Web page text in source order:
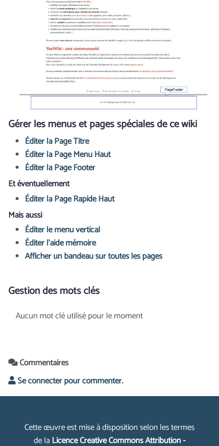
Gérer les menus et pages spéciales de ce wiki
Éditer la Page Titre
Éditer la Page Menu Haut
Éditer la Page Footer
Et éventuellement
Éditer la Page Rapide Haut
Mais aussi
Éditer le menu vertical
Éditer l'aide mémoire
Afficher un bandeau sur toutes les pages
Gestion des mots clés
Aucun mot clé utilisé pour le moment
Commentaires
Se connecter pour commenter.
Cette œuvre est mise à disposition selon les termes
de laLicence Creative Commons Attribution -